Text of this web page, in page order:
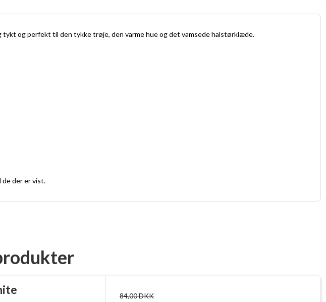
og perfekt til den tykke trøje, den varme hue og det vamsede halstørklæde.
de der er vist.
84,00 DKK